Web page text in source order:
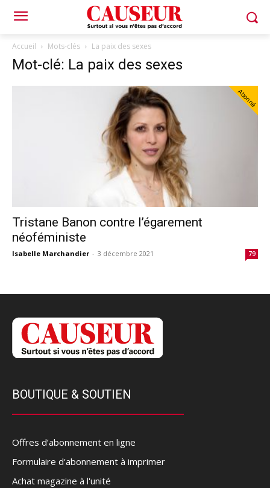
Accueil Mots-clés La paix des sexes
Mot-clé: La paix des sexes
Abonné
Tristane Banon contre l’égarement
néoféministe
Isabelle Marchandier - 3 décembre 2021 79
BOUTIQUE & SOUTIEN
Offres d’abonnement en ligne
Formulaire d'abonnement à imprimer
Achat magazine à l'unité